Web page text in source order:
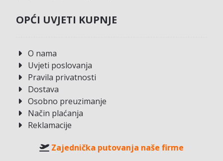
OPĆI UVJETI KUPNJE
O nama
Uvjeti poslovanja
Pravila privatnosti
Dostava
Osobno preuzimanje
Način plaćanja
Reklamacije
Zajednička putovanja naše firme